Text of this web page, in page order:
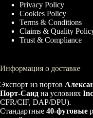
Privacy Policy
Cookies Policy
Terms & Conditions
Claims & Quality
Trust & Compliance
Информация о доставке
Экспорт из портов
Порт-Саид на условиях
CFR/CIF, DAP/DPU).
Стандартные 40-футовые